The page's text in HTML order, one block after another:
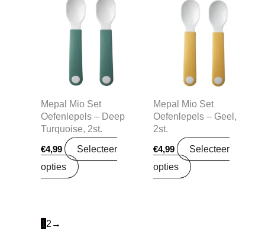
Mepal Mio Set
Oefenlepels – Deep
Turquoise, 2st.
€4,99
Selecteer
opties
Mepal Mio Set
Oefenlepels – Geel,
2st.
€4,99
Selecteer
opties
1 2 →